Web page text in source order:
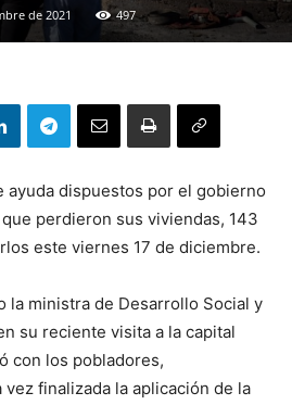
de 2021 497
ayuda dispuestos por el gobierno
perdieron sus viviendas, 143
este viernes 17 de diciembre.
la ministra de Desarrollo Social y
su reciente visita a la capital
con los pobladores,
finalizada la aplicación de la